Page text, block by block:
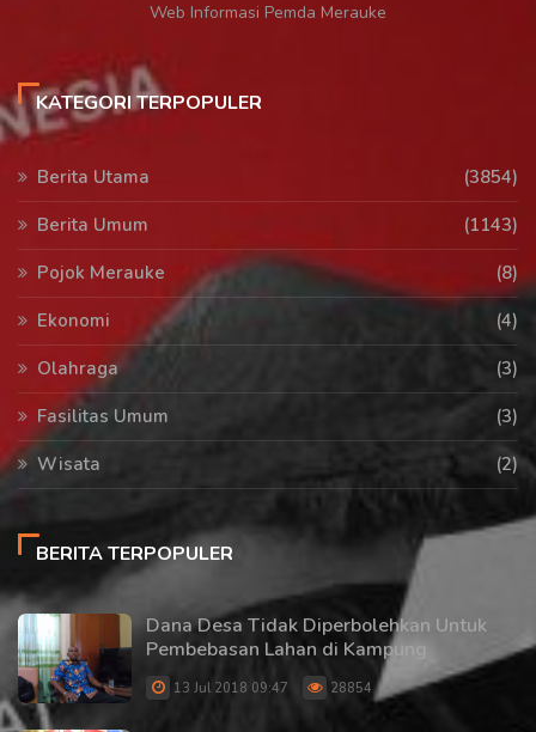
Web Informasi Pemda Merauke
KATEGORI TERPOPULER
Berita Utama
(3854)
Berita Umum
(1143)
Pojok Merauke
(8)
Ekonomi
(4)
Olahraga
(3)
Fasilitas Umum
(3)
Wisata
(2)
BERITA TERPOPULER
Dana Desa Tidak Diperbolehkan Untuk
Pembebasan Lahan di Kampung
13 Jul 2018 09:47 28854